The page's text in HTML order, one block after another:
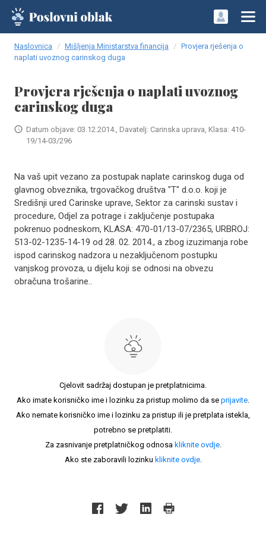
Naslovnica Mišljenja Ministarstva financija
Provjera rješenja o
naplati uvoznog carinskog duga
Provjera rješenja o naplati uvoznog
carinskog duga
Datum objave: 03.12.2014., Davatelj: Carinska uprava, Klasa: 410-
19/14-03/296
Na vaš upit vezano za postupak naplate carinskog duga od
glavnog obveznika, trgovačkog društva "T" d.o.o. koji je
Središnji ured Carinske uprave, Sektor za carinski sustav i
procedure, Odjel za potrage i zaključenje postupaka
pokrenuo podneskom, KLASA: 470-01/13-07/2365, URBROJ:
513-02-1235-14-19 od 28. 02. 2014., a zbog izuzimanja robe
ispod carinskog nadzora u nezaključenom postupku
vanjskog provoza, u dijelu koji se odnosi na obvezu
obračuna trošarine..
Cjelovit sadržaj dostupan je pretplatnicima.
Ako imate korisničko ime i lozinku za pristup molimo da se prijavite.
Ako nemate korisničko ime i lozinku za pristup ili je pretplata istekla,
potrebno se pretplatiti.
Za zasnivanje pretplatničkog odnosa kliknite ovdje.
Ako ste zaboravili lozinku kliknite ovdje.